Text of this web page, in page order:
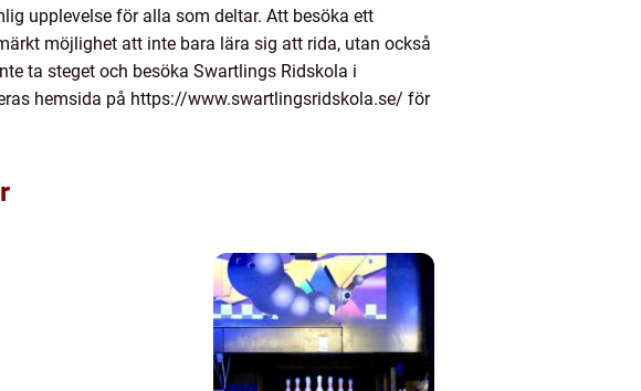
upplevelse för alla som deltar. Att besöka ett
möjlighet att inte bara lära sig att rida, utan också
ta steget och besöka Swartlings Ridskola i
hemsida på https://www.swartlingsridskola.se/ för